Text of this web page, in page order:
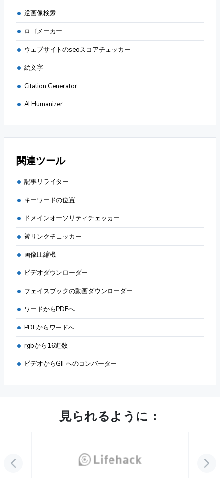
逆画像検索
ロゴメーカー
ウェブサイトのseoスコアチェッカー
絵文字
Citation Generator
AI Humanizer
関連ツール
記事リライター
キーワードの位置
ドメインオーソリティチェッカー
被リンクチェッカー
画像圧縮機
ビデオダウンローダー
フェイスブックの動画ダウンローダー
ワードからPDFへ
PDFからワードへ
rgbから16進数
ビデオからGIFへのコンバーター
見られるように：